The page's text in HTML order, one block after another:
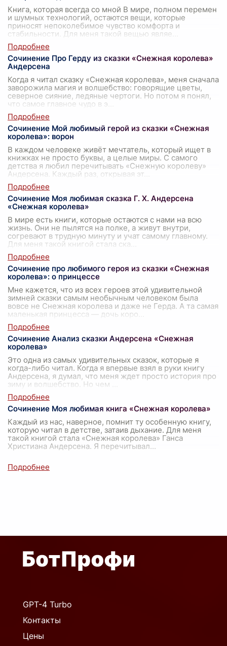
Книга, которая всегда со мной В мире, полном перемен
и шумных технологий, остаются вещи, которые
приносят непоколебимое чувство комфорта и
стабильности. Для меня такой вещью являе
Сочинение Про Герду из сказки «Снежная королева»
Андерсена
Когда я читал сказку «Снежная королева», меня сначала
заворожила магия и волшебство: говорящие цветы,
северное сияние, ледяные чертоги. Но потом я понял,
что самое главное чудо в э
Сочинение Мой любимый герой из сказки «Снежная
королева»: ворон
В каждом человеке живёт мечтатель, который ищет в
книжках не просто буквы, а целые миры. С самого
детства я любил перечитывать «Снежную королеву»
Андерсена. Каждый раз, открывая эт
Сочинение Моя любимая сказка Г. Х. Андерсена
«Снежная королева»
В мире есть книги, которые остаются с нами на всю
жизнь. Они не пылятся на полке, а живут внутри,
согревают в трудную минуту и учат самому главному.
Для меня такой книгой стала ска
Сочинение про любимого героя из сказки «Снежная
королева»: о принцессе
Мне кажется, что из всех героев этой удивительной
зимней сказки самым необычным человеком была
вовсе не Снежная королева и даже не Герда. А та самая
маленькая принцесса — дочь коро
Сочинение Анализ сказки Андерсена «Снежная
королева»
Это одна из самых удивительных сказок, которые я
когда-либо читал. Когда я впервые взял в руки книгу
Андерсена, я думал, что меня ждет просто история про
зиму и волшебство. Но чем
Сочинение Моя любимая книга «Снежная королева»
Каждый из нас, наверное, помнит ту особенную книгу,
которую читал в детстве, затаив дыхание. Для меня
такой книгой стала «Снежная королева» Ганса
Христиана Андерсена. Я перечитывал...
GPT-4 Turbo
Контакты
Цены